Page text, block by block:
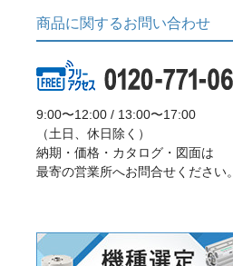
商品に関するお問い合わせ
9:00〜12:00 / 13:00〜17:00
（土日、休日除く）
納期・価格・カタログ・図面は
最寄の営業所へお問合せください。